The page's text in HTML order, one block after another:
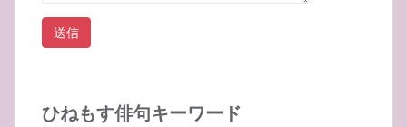
ひねもす俳句キーワード